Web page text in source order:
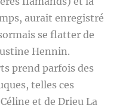
aurait enregistré
se flatter de
Hennin.
prend parfois des
telles ces
et de Drieu La